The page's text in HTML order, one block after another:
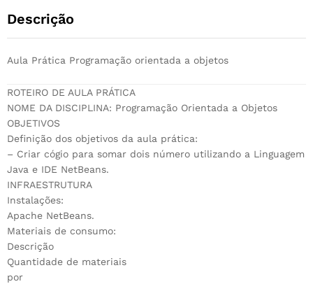
Descrição
Aula Prática Programação orientada a objetos
ROTEIRO DE AULA PRÁTICA
NOME DA DISCIPLINA: Programação Orientada a Objetos
OBJETIVOS
Definição dos objetivos da aula prática:
– Criar cógio para somar dois número utilizando a Linguagem
Java e IDE NetBeans.
INFRAESTRUTURA
Instalações:
Apache NetBeans.
Materiais de consumo:
Descrição
Quantidade de materiais
por